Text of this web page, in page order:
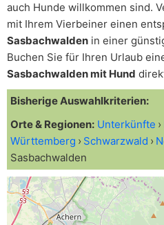
auch Hunde willkommen sind.
mit Ihrem Vierbeiner einen
Sasbachwalden in einer
Buchen Sie für Ihren Urlaub
Sasbachwalden mit Hund
Bisherige Auswahlkriterien:
Orte & Regionen: Unterkünfte
Württemberg
Schwarzwald
Sasbachwalden